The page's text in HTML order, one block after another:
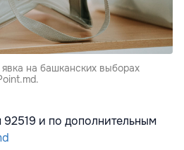
на башканских выборах
и по дополнительным